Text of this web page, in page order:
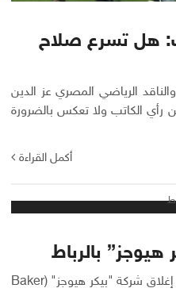
هل تسرع صلاح
الرياضي المصري عز الدين
عن رأي الكاتب ولا تعكس بالضرورة
أكمل القراءة
هيوجز” بالرباط
تفاعلاً مع أنباء راجت، مؤخراً، بشأن إغلاق شركة "بيكر هيوجز" (Baker